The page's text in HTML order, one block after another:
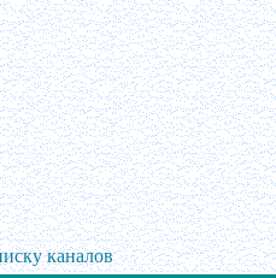
каналов